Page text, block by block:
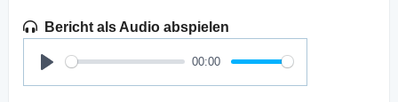
Bericht als Audio abspielen
Play
00:00